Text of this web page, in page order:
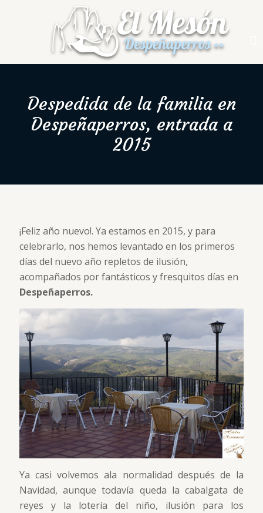
Despedida de la familia en
Despeñaperros, entrada a
2015
¡Feliz año nuevo!. Ya estamos en 2015, y para
celebrarlo, nos hemos levantado en los primeros
días del nuevo año repletos de ilusión,
acompañados por fantásticos y fresquitos días en
Despeñaperros.
Ya casi volvemos ala normalidad después de la
Navidad, aunque todavía queda la cabalgata de
reyes y la lotería del niño, ilusión para los